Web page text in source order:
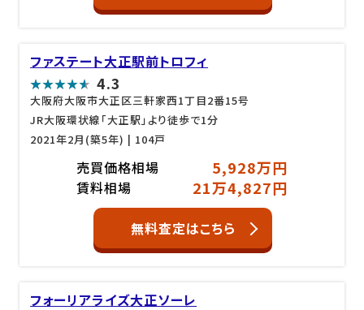
ファステート大正駅前トロフィ
4.3
大阪府大阪市大正区三軒家西1丁目2番15号
JR大阪環状線「大正駅」より徒歩で1分
2021年2月(築5年) | 104戸
売買価格相場 5,928万円
賃料相場 21万4,827円
無料査定はこちら
フォーリアライズ大正ソーレ